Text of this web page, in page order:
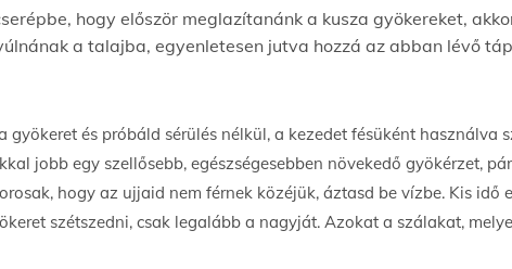
hogy először meglazítanánk a kusza gyökereket,
a talajba, egyenletesen jutva hozzá az abban lévő
gyökeret és próbáld sérülés nélkül, a kezedet fésüként
jobb egy szellősebb, egészségesebben növekedő gyökérzet,
hogy az ujjaid nem férnek közéjük, áztasd be vízbe. Kis idő
szétszedni, csak legalább a nagyját. Azokat a szálakat,